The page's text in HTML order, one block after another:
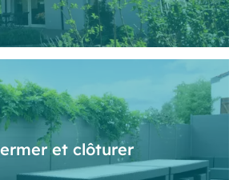
et clôturer